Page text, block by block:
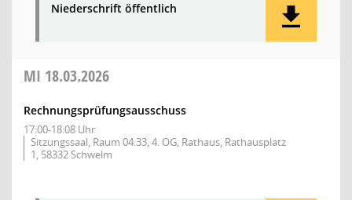
Niederschrift öffentlich
MI 18.03.2026
Rechnungsprüfungsausschuss
17:00-18:08 Uhr
Sitzungssaal, Raum 04.33, 4. OG, Rathaus, Rathausplatz
1, 58332 Schwelm